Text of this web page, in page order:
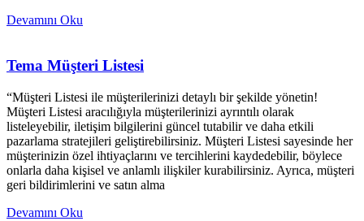
Devamını Oku
Tema Müşteri Listesi
“Müşteri Listesi ile müşterilerinizi detaylı bir şekilde yönetin!
Müşteri Listesi aracılığıyla müşterilerinizi ayrıntılı olarak
listeleyebilir, iletişim bilgilerini güncel tutabilir ve daha etkili
pazarlama stratejileri geliştirebilirsiniz. Müşteri Listesi sayesinde her
müşterinizin özel ihtiyaçlarını ve tercihlerini kaydedebilir, böylece
onlarla daha kişisel ve anlamlı ilişkiler kurabilirsiniz. Ayrıca, müşteri
geri bildirimlerini ve satın alma
Devamını Oku